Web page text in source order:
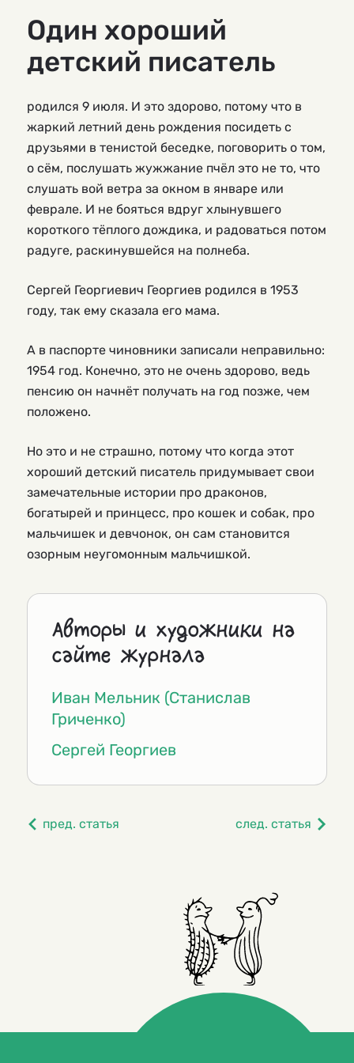
Один хороший
детский писатель
родился 9 июля. И это здорово, потому что в
жаркий летний день рождения посидеть с
друзьями в тенистой беседке, поговорить о том,
о сём, послушать жужжание пчёл это не то, что
слушать вой ветра за окном в январе или
феврале. И не бояться вдруг хлынувшего
короткого тёплого дождика, и радоваться потом
радуге, раскинувшейся на полнеба.
Сергей Георгиевич Георгиев родился в 1953
году, так ему сказала его мама.
А в паспорте чиновники записали неправильно:
1954 год. Конечно, это не очень здорово, ведь
пенсию он начнёт получать на год позже, чем
положено.
Но это и не страшно, потому что когда этот
хороший детский писатель придумывает свои
замечательные истории про драконов,
богатырей и принцесс, про кошек и собак, про
мальчишек и девчонок, он сам становится
озорным неугомонным мальчишкой.
Авторы и художники на
сайте журнала
Иван Мельник (Станислав
Гриченко)
Сергей Георгиев
пред. статья след. статья